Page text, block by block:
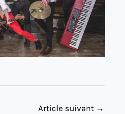
Article suivant →